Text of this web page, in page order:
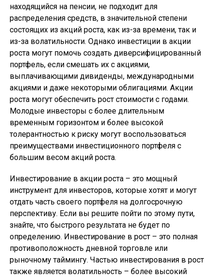
находящийся на пенсии, не подходит для
распределения средств, в значительной степени
состоящих из акций роста, как из-за времени, так и
из-за волатильности. Однако инвестиции в акции
роста могут помочь создать диверсифицированный
портфель, если смешать их с акциями,
выплачивающими дивиденды, международными
акциями и даже некоторыми облигациями. Акции
роста могут обеспечить рост стоимости с годами.
Молодые инвесторы с более длительным
временным горизонтом и более высокой
толерантностью к риску могут воспользоваться
преимуществами инвестиционного портфеля с
большим весом акций роста.
Инвестирование в акции роста – это мощный
инструмент для инвесторов, которые хотят и могут
отдать часть своего портфеля на долгосрочную
перспективу. Если вы решите пойти по этому пути,
знайте, что быстрого результата не будет по
определению. Инвестирование в рост – это полная
противоположность дневной торговле или
рыночному таймингу. Частью инвестирования в рост
также является волатильность – более высокий